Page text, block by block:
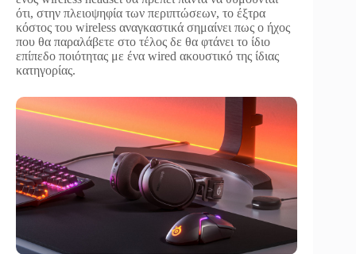
ότι, στην πλειοψηφία των περιπτώσεων, το έξτρα
κόστος του wireless αναγκαστικά σημαίνει πως ο ήχος
που θα παραλάβετε στο τέλος δε θα φτάνει το ίδιο
επίπεδο ποιότητας με ένα wired ακουστικό της ίδιας
κατηγορίας.